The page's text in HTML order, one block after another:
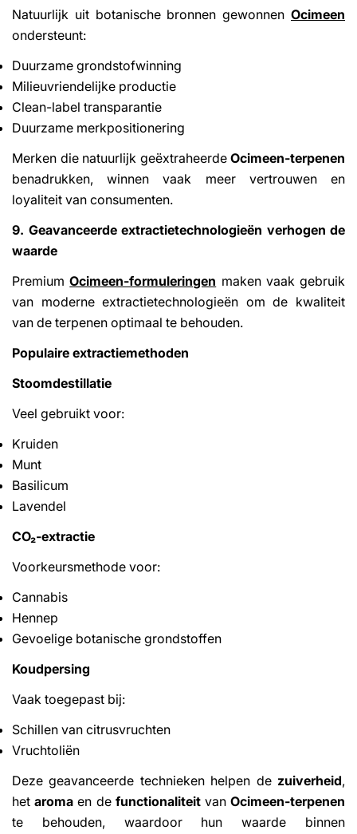
Natuurlijk uit botanische bronnen gewonnen Ocimeen
ondersteunt:
Duurzame grondstofwinning
Milieuvriendelijke productie
Clean-label transparantie
Duurzame merkpositionering
Merken die natuurlijk geëxtraheerde Ocimeen-terpenen
benadrukken, winnen vaak meer vertrouwen en
loyaliteit van consumenten.
9. Geavanceerde extractietechnologieën verhogen de
waarde
PremiumOcimeen-formuleringen maken vaak gebruik
van moderne extractietechnologieën om de kwaliteit
van de terpenen optimaal te behouden.
Populaire extractiemethoden
Stoomdestillatie
Veel gebruikt voor:
Kruiden
Munt
Basilicum
Lavendel
CO₂-extractie
Voorkeursmethode voor:
Cannabis
Hennep
Gevoelige botanische grondstoffen
Koudpersing
Vaak toegepast bij:
Schillen van citrusvruchten
Vruchtoliën
Deze geavanceerde technieken helpen de zuiverheid,
hetaroma en de functionaliteitvanOcimeen-terpenen
te behouden, waardoor hun waarde binnen
ShareSharePin